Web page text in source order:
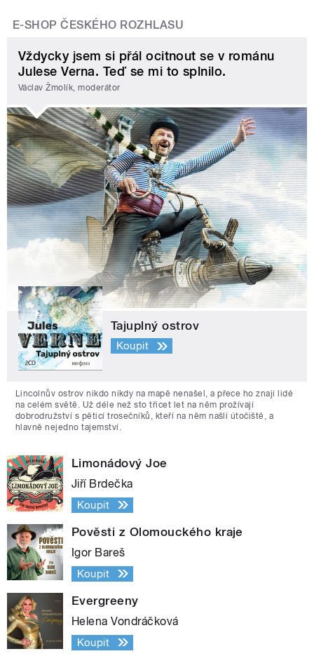
E-SHOP ČESKÉHO ROZHLASU
Vždycky jsem si přál ocitnout se v románu
Julese Verna. Teď se mi to splnilo.
Václav Žmolík, moderátor
Tajuplný ostrov
Koupit
Lincolnův ostrov nikdo nikdy na mapě nenašel, a přece ho znají lidé
na celém světě. Už déle než sto třicet let na něm prožívají
dobrodružství s pěticí trosečníků, kteří na něm našli útočiště, a
hlavně nejedno tajemství.
Limonádový Joe
Jiří Brdečka
Koupit
Pověsti z Olomouckého kraje
Igor Bareš
Koupit
Evergreeny
Helena Vondráčková
Koupit